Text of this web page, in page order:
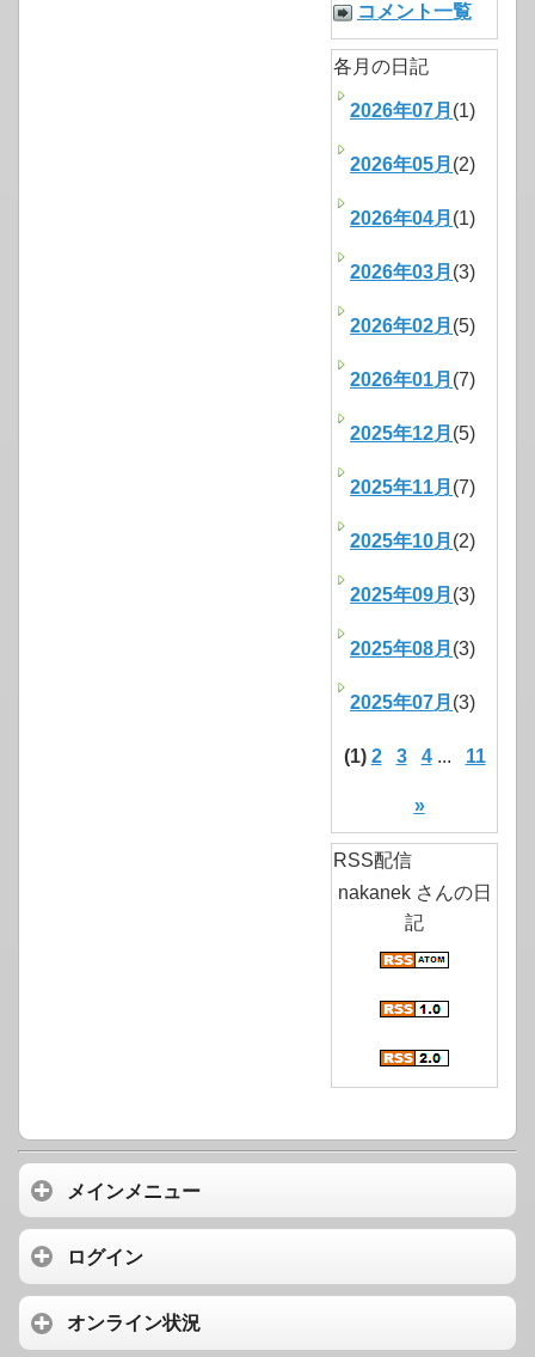
コメント一覧
各月の日記
2026年07月 (1)
2026年05月 (2)
2026年04月 (1)
2026年03月 (3)
2026年02月 (5)
2026年01月 (7)
2025年12月 (5)
2025年11月 (7)
2025年10月 (2)
2025年09月 (3)
2025年08月 (3)
2025年07月 (3)
(1) 2 3 4... 11
»
RSS配信
nakanek さんの日
記
メインメニュー
ログイン
オンライン状況